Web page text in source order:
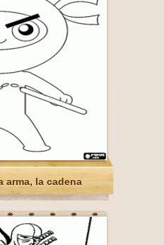
arma, la cadena